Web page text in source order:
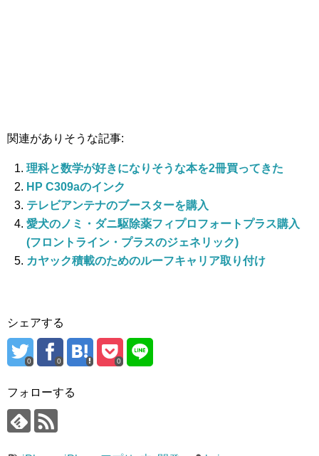
関連がありそうな記事:
理科と数学が好きになりそうな本を2冊買ってきた
HP C309aのインク
テレビアンテナのブースターを購入
愛犬のノミ・ダニ駆除薬フィプロフォートプラス購入
(フロントライン・プラスのジェネリック)
カヤック積載のためのルーフキャリア取り付け
シェアする
0 0 0
フォローする